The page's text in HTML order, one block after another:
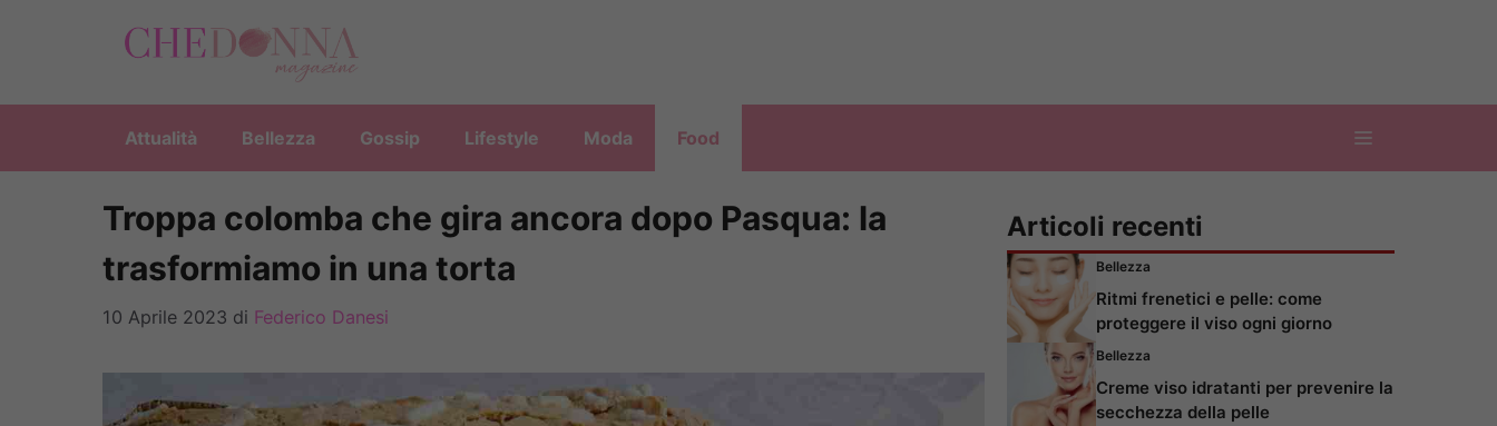
Attualità Bellezza Gossip Lifestyle Moda Food
Troppa colomba che gira ancora dopo Pasqua: la
trasformiamo in una torta
10 Aprile 2023 di Federico Danesi
Articoli recenti
Bellezza
Ritmi frenetici e pelle: come
proteggere il viso ogni giorno
Bellezza
Creme viso idratanti per prevenire la
secchezza della pelle